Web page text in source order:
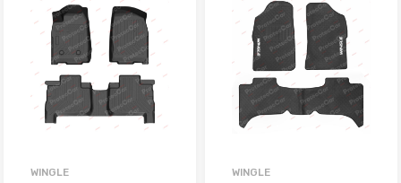
WINGLE WINGLE